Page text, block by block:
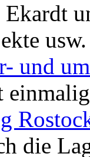
und
die